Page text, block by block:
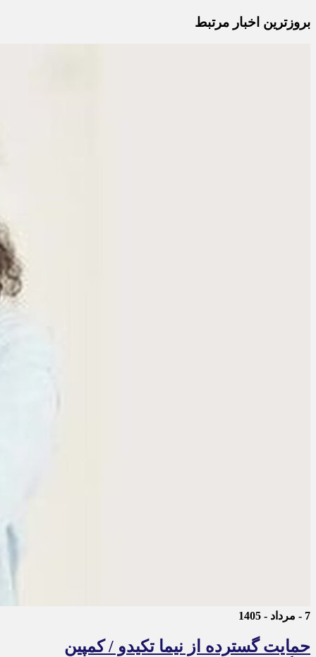
بروزترین اخبار مرتبط
7 - مرداد - 1405
حمایت گسترده از نیما تکیدو / کمپین